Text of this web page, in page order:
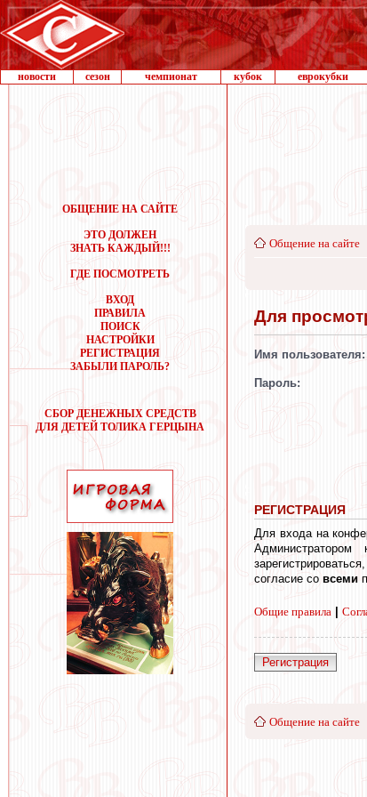
новости сезон чемпионат кубок еврокубки
ОБЩЕНИЕ НА САЙТЕ
ЭТО ДОЛЖЕН
ЗНАТЬ КАЖДЫЙ!!!
ГДЕ ПОСМОТРЕТЬ
ВХОД
ПРАВИЛА
ПОИСК
НАСТРОЙКИ
РЕГИСТРАЦИЯ
ЗАБЫЛИ ПАРОЛЬ?
СБОР ДЕНЕЖНЫХ СРЕДСТВ
ДЛЯ ДЕТЕЙ ТОЛИКА ГЕРЦЫНА
Общение на сайте
Для
Имя пользователя:
Пароль:
РЕГИСТРАЦИЯ
Для входа на
Администратором
согласие со всеми
Общие правила
Регистрация
Общение на сайте